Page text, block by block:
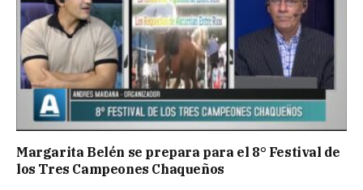
Margarita Belén se prepara para el 8° Festival de
los Tres Campeones Chaqueños